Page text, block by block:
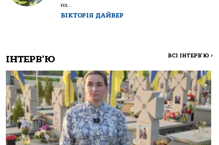
на...
ВІКТОРІЯ ДАЙВЕР
ІНТЕРВ'Ю ВСІ ІНТЕРВ'Ю >